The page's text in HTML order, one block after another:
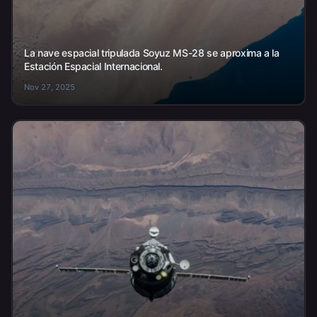
La nave espacial tripulada Soyuz MS-28 se aproxima a la
Estación Espacial Internacional.
Nov 27, 2025